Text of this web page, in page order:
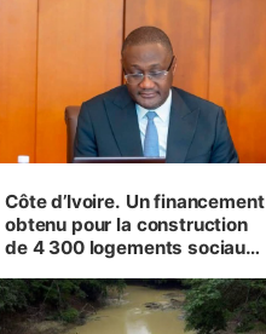
Côte d’Ivoire. Un financement
obtenu pour la construction
de 4 300 logements sociaux
Bouaké et Yamoussoukro